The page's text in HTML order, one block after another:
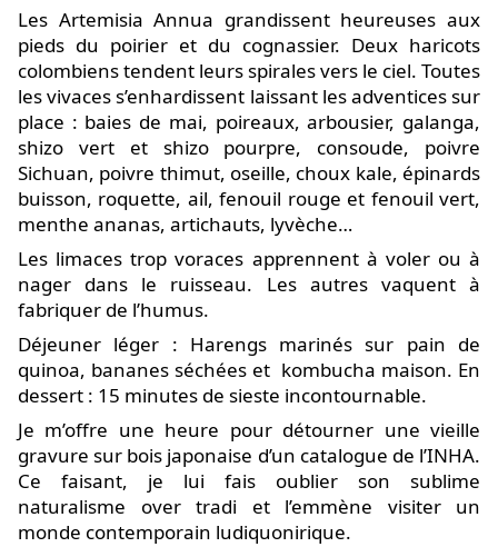
Les Artemisia Annua grandissent heureuses aux
pieds du poirier et du cognassier. Deux haricots
colombiens tendent leurs spirales vers le ciel. Toutes
les vivaces s’enhardissent laissant les adventices sur
place : baies de mai, poireaux, arbousier, galanga,
shizo vert et shizo pourpre, consoude, poivre
Sichuan, poivre thimut, oseille, choux kale, épinards
buisson, roquette, ail, fenouil rouge et fenouil vert,
menthe ananas, artichauts, lyvèche…
Les limaces trop voraces apprennent à voler ou à
nager dans le ruisseau. Les autres vaquent à
fabriquer de l’humus.
Déjeuner léger : Harengs marinés sur pain de
quinoa, bananes séchées et kombucha maison. En
dessert : 15 minutes de sieste incontournable.
Je m’offre une heure pour détourner une vieille
gravure sur bois japonaise d’un catalogue de l’INHA.
Ce faisant, je lui fais oublier son sublime
naturalisme over tradi et l’emmène visiter un
monde contemporain ludiquonirique.